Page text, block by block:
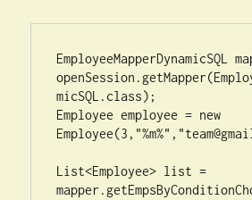
EmployeeMapperDynamicSQL
micSQL.class);
Employee employee = new
Employee(3,"%m%","
List<Employee> list =